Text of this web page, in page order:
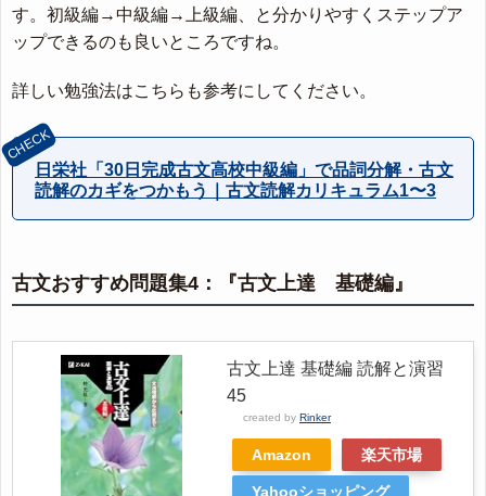
す。初級編→中級編→上級編、と分かりやすくステップア
ップできるのも良いところですね。
詳しい勉強法はこちらも参考にしてください。
日栄社「30日完成古文高校中級編」で品詞分解・古文
読解のカギをつかもう｜古文読解カリキュラム1〜3
古文おすすめ問題集4：『古文上達 基礎編』
古文上達 基礎編 読解と演習
45
created by Rinker
Amazon 楽天市場
Yahooショッピング